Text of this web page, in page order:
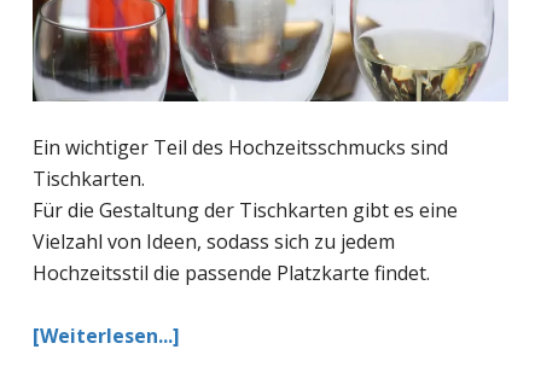
Ein wichtiger Teil des Hochzeitsschmucks sind
Tischkarten.
Für die Gestaltung der Tischkarten gibt es eine
Vielzahl von Ideen, sodass sich zu jedem
Hochzeitsstil die passende Platzkarte findet.
[Weiterlesen...]